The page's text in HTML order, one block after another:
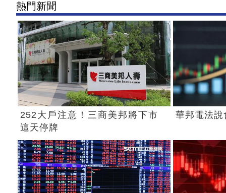
熱門新聞
252大戶注意！三商美邦將下市
這天停牌
華邦電法